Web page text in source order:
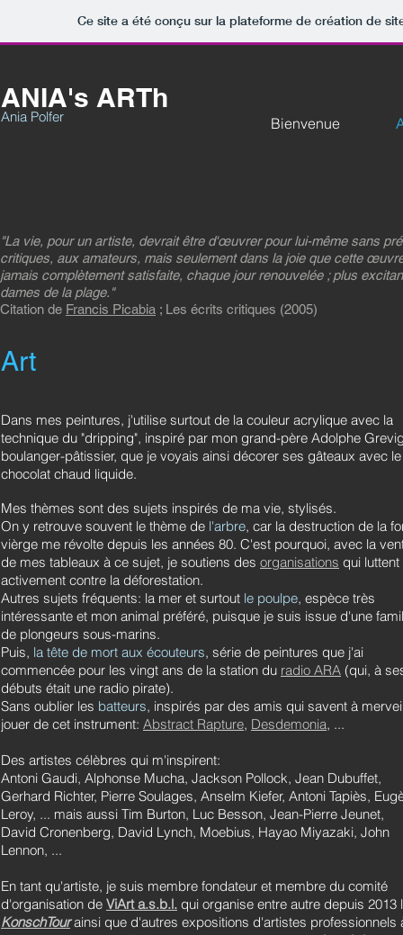
Ce site a été conçu sur la plateforme de création de
ANIA's ARTh
Ania Polfer Bienvenue
"La vie, pour un artiste, devrait être d'œuvrer pour lui-même sans
critiques, aux amateurs, mais seulement dans la joie que cette
jamais complètement satisfaite, chaque jour renouvelée ; plus
dames de la plage."
Citation de Francis Picabia ; Les écrits critiques (2005)
Art
Dans mes peintures, j'utilise surtout de la couleur acrylique avec la
technique du "dripping", inspiré par mon grand-père Adolphe
boulanger-pâtissier, que je voyais ainsi décorer ses gâteaux avec le
chocolat chaud liquide.
Mes thèmes sont des sujets inspirés de ma vie, stylisés.
On y retrouve souvent le thème de l'arbre, car la destruction de la
vièrge me révolte depuis les années 80. C'est pourquoi, avec la
de mes tableaux à ce sujet, je soutiens des organisations qui luttent
activement contre la déforestation.
Autres sujets fréquents: la mer et surtout le poulpe, espèce très
intéressante et mon animal préféré, puisque je suis issue d'une
de plongeurs sous-marins.
Puis, la tête de mort aux écouteurs, série de peintures que j'ai
commencée pour les vingt ans de la station du radio ARA (qui, à
débuts était une radio pirate).
Sans oublier les batteurs, inspirés par des amis qui savent à
jouer de cet instrument: Abstract Rapture, Desdemonia, ...
Des artistes célèbres qui m'inspirent:
Antoni Gaudi, Alphonse Mucha, Jackson Pollock, Jean Dubuffet,
Gerhard Richter, Pierre Soulages, Anselm Kiefer, Antoni Tapiès,
Leroy, ... mais aussi Tim Burton, Luc Besson, Jean-Pierre Jeunet,
David Cronenberg, David Lynch, Moebius, Hayao Miyazaki, John
Lennon, ...
En tant qu'artiste, je suis membre fondateur et membre du comité
d'organisation de ViArt a.s.b.l. qui organise entre autre depuis 2013
KonschTour ainsi que d'autres expositions d'artistes professionnels